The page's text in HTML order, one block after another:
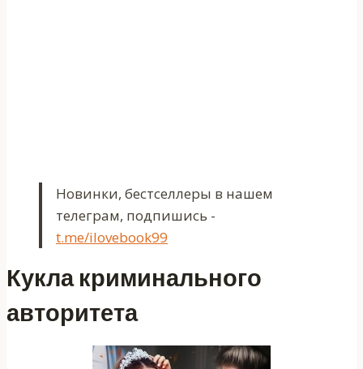
Новинки, бестселлеры в нашем
телеграм, подпишись -
t.me/ilovebook99
Кукла криминального
авторитета